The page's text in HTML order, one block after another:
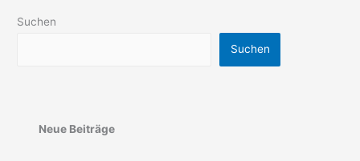
Suchen
Suchen
Neue Beiträge